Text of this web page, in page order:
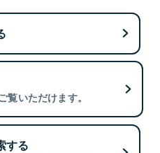
覧いただけます。
する